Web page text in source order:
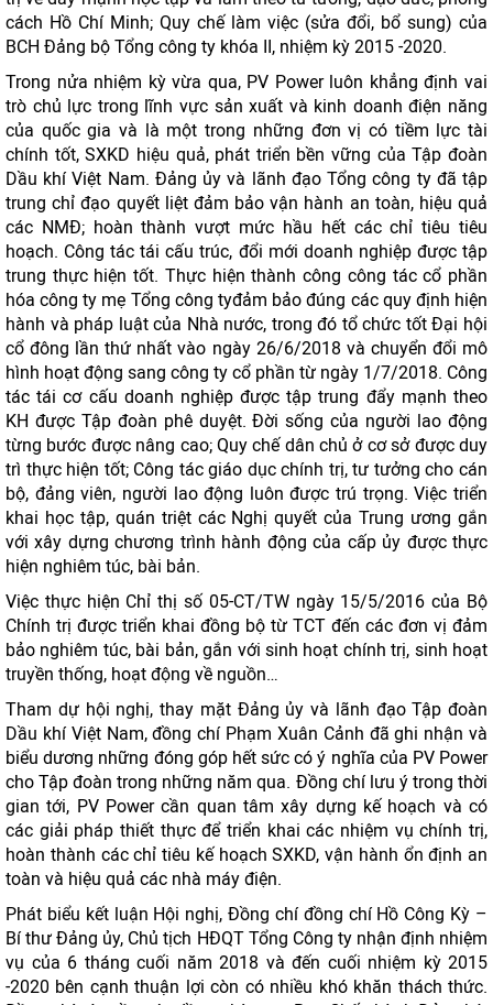
cách Hồ Chí Minh; Quy chế làm việc (sửa đổi, bổ sung) của
BCH Đảng bộ Tổng công ty khóa II, nhiệm kỳ 2015 -2020.
Trong nửa nhiệm kỳ vừa qua, PV Power luôn khẳng định vai
trò chủ lực trong lĩnh vực sản xuất và kinh doanh điện năng
của quốc gia và là một trong những đơn vị có tiềm lực tài
chính tốt, SXKD hiệu quả, phát triển bền vững của Tập đoàn
Dầu khí Việt Nam. Đảng ủy và lãnh đạo Tổng công ty đã tập
trung chỉ đạo quyết liệt đảm bảo vận hành an toàn, hiệu quả
các NMĐ; hoàn thành vượt mức hầu hết các chỉ tiêu tiêu
hoạch. Công tác tái cấu trúc, đổi mới doanh nghiệp được tập
trung thực hiện tốt. Thực hiện thành công công tác cổ phần
hóa công ty mẹ Tổng công tyđảm bảo đúng các quy định hiện
hành và pháp luật của Nhà nước, trong đó tổ chức tốt Đại hội
cổ đông lần thứ nhất vào ngày 26/6/2018 và chuyển đổi mô
hình hoạt động sang công ty cổ phần từ ngày 1/7/2018. Công
tác tái cơ cấu doanh nghiệp được tập trung đẩy mạnh theo
KH được Tập đoàn phê duyệt. Đời sống của người lao động
từng bước được nâng cao; Quy chế dân chủ ở cơ sở được duy
trì thực hiện tốt; Công tác giáo dục chính trị, tư tưởng cho cán
bộ, đảng viên, người lao động luôn được trú trọng. Việc triển
khai học tập, quán triệt các Nghị quyết của Trung ương gắn
với xây dựng chương trình hành động của cấp ủy được thực
hiện nghiêm túc, bài bản.
Việc thực hiện Chỉ thị số 05-CT/TW ngày 15/5/2016 của Bộ
Chính trị được triển khai đồng bộ từ TCT đến các đơn vị đảm
bảo nghiêm túc, bài bản, gắn với sinh hoạt chính trị, sinh hoạt
truyền thống, hoạt động về nguồn…
Tham dự hội nghị, thay mặt Đảng ủy và lãnh đạo Tập đoàn
Dầu khí Việt Nam, đồng chí Phạm Xuân Cảnh đã ghi nhận và
biểu dương những đóng góp hết sức có ý nghĩa của PV Power
cho Tập đoàn trong những năm qua. Đồng chí lưu ý trong thời
gian tới, PV Power cần quan tâm xây dựng kế hoạch và có
các giải pháp thiết thực để triển khai các nhiệm vụ chính trị,
hoàn thành các chỉ tiêu kế hoạch SXKD, vận hành ổn định an
toàn và hiệu quả các nhà máy điện.
Phát biểu kết luận Hội nghị, Đồng chí đồng chí Hồ Công Kỳ –
Bí thư Đảng ủy, Chủ tịch HĐQT Tổng Công ty nhận định nhiệm
vụ của 6 tháng cuối năm 2018 và đến cuối nhiệm kỳ 2015
-2020 bên cạnh thuận lợi còn có nhiều khó khăn thách thức.